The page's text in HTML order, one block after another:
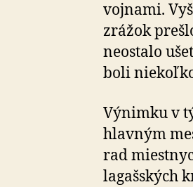
vojnami.
zrážok
neostalo
boli
Výnimku v
hlavným
rad
lagašských